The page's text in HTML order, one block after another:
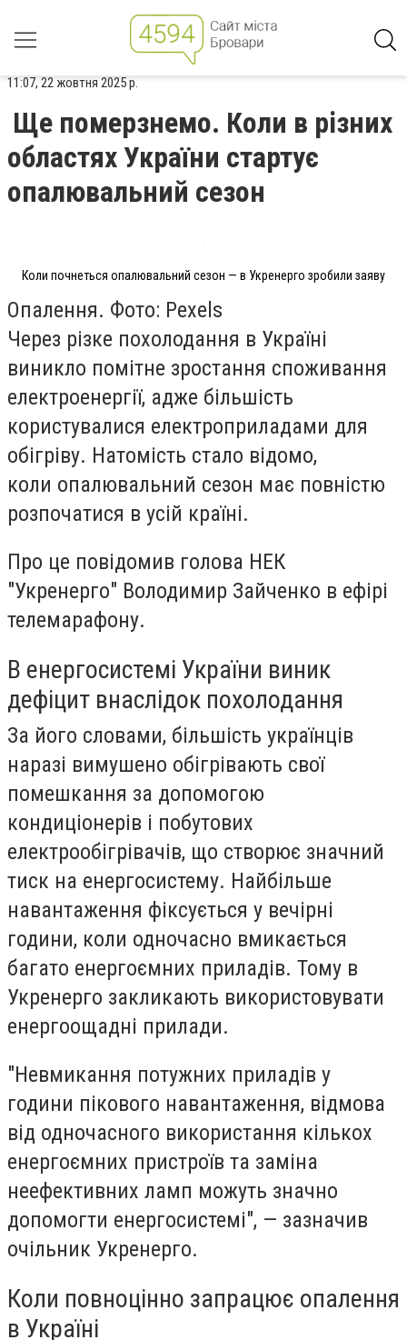
11:07, 22 жовтня 2025 р.
Ще померзнемо. Коли в різних
областях України стартує
опалювальний сезон
Коли почнеться опалювальний сезон — в Укренерго зробили заяву
Опалення. Фото: Pexels
Через різке похолодання в Україні
виникло помітне зростання споживання
електроенергії, адже більшість
користувалися електроприладами для
обігріву. Натомість стало відомо,
коли опалювальний сезон має повністю
розпочатися в усій країні.
Про це повідомив голова НЕК
"Укренерго" Володимир Зайченко в ефірі
телемарафону.
В енергосистемі України виник
дефіцит внаслідок похолодання
За його словами, більшість українців
наразі вимушено обігрівають свої
помешкання за допомогою
кондиціонерів і побутових
електрообігрівачів, що створює значний
тиск на енергосистему. Найбільше
навантаження фіксується у вечірні
години, коли одночасно вмикається
багато енергоємних приладів. Тому в
Укренерго закликають використовувати
енергоощадні прилади.
"Невмикання потужних приладів у
години пікового навантаження, відмова
від одночасного використання кількох
енергоємних пристроїв та заміна
неефективних ламп можуть значно
допомогти енергосистемі", — зазначив
очільник Укренерго.
Коли повноцінно запрацює опалення
в Україні